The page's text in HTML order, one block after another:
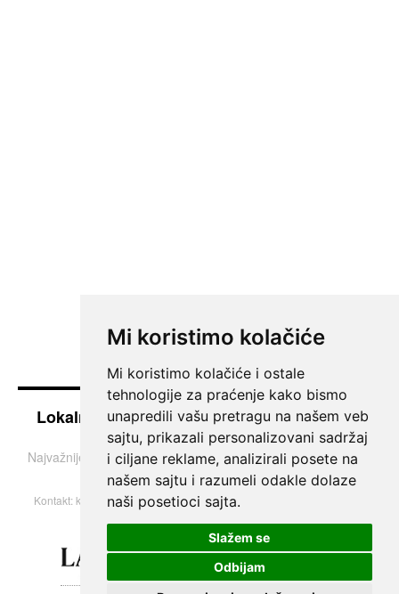
Mi koristimo kolačiće
Mi koristimo kolačiće i ostale
tehnologije za praćenje kako bismo
unapredili vašu pretragu na našem veb
sajtu, prikazali personalizovani sadržaj
i ciljane reklame, analizirali posete na
našem sajtu i razumeli odakle dolaze
naši posetioci sajta.
Slažem se
Odbijam
Lokalne vesti iz Južnog Banata - Pančevo i
okolina
Najvažnije teme i informacije iz Pančeva, Vršca, Kovina i Bele
Crkve.
Kontakt: k013portal@gmail.com| © 2004–2026 Sva prava zadržana.